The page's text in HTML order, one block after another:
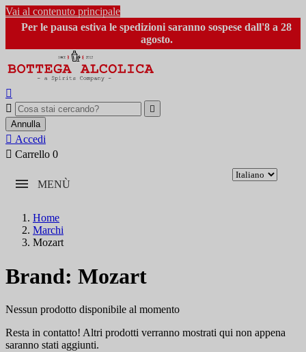
Vai al contenuto principale
Per le pausa estiva le spedizioni saranno sospese dall'8 a 28
agosto.



Annulla
 Accedi
 Carrello 0
MENÙ
Home
Marchi
Mozart
Brand: Mozart
Nessun prodotto disponibile al momento
Resta in contatto! Altri prodotti verranno mostrati qui non appena
saranno stati aggiunti.